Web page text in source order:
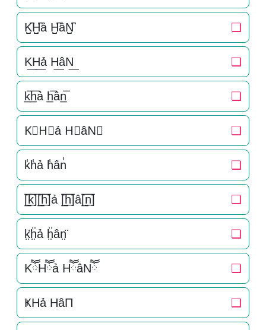
K̺͆H̺͆ả H̺͆âN̺͆ ❏
K͟H͟ả H͟âN͟ ❏
k̲̅h̲̅ả h̲̅ân̲̅ ❏
K⃣H⃣ả H⃣âN⃣ ❏
k̾h̾ả h̾ân̾ ❏
[̲̅k̲̅][̲̅h̲̅]ả [̲̅h̲̅]â[̲̅n̲̅] ❏
k̤̈ḧ̤ả ḧ̤ân̤̈ ❏
KཽHཽả HཽâNཽ ❏
ҜHả HâΠ ❏